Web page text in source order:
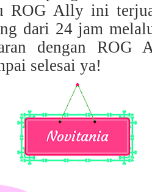
ROG Ally ini
dari 24 jam
dengan
selesai ya!